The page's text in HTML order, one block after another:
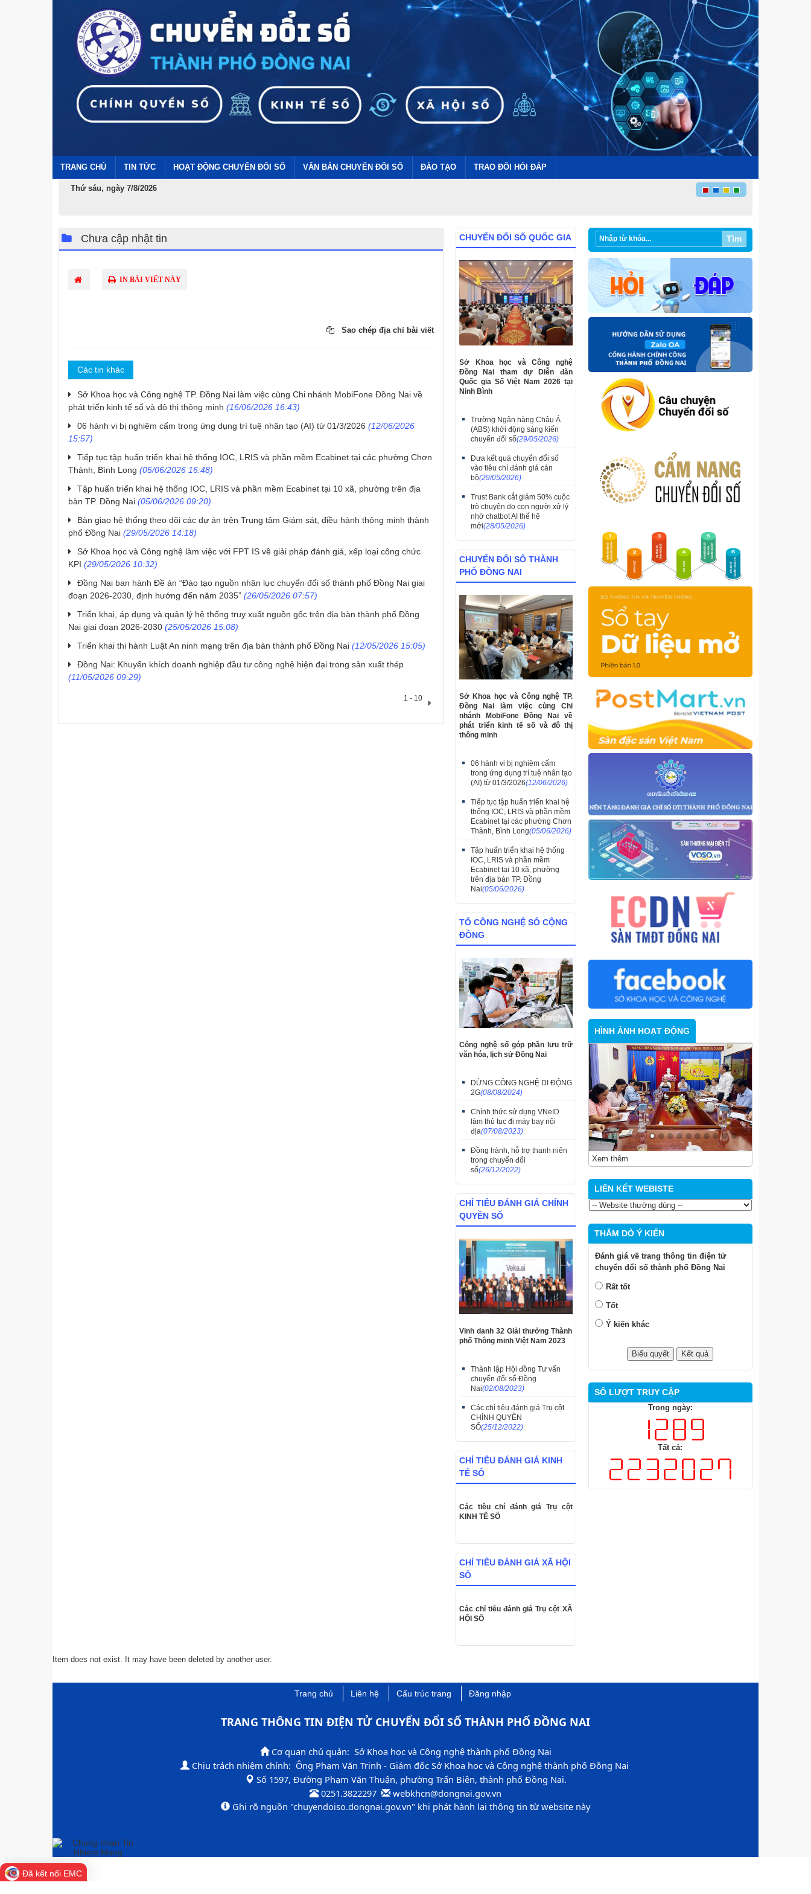
TRANG CHỦ TIN TỨC HOẠT ĐỘNG CHUYỂN ĐỔI SỐ VĂN BẢN CHUYỂN ĐỔI SỐ ĐÀO TẠO TRAO ĐỔI HỎI ĐÁP
Thứ sáu, ngày 7/8/2026
Tìm
Chưa cập nhật tin
IN BÀI VIẾT NÀY
Sao chép địa chỉ bài viết
Các tin khác
Sở Khoa học và Công nghệ TP. Đồng Nai làm việc cùng Chi nhánh MobiFone Đồng Nai về
phát triển kinh tế số và đô thị thông minh (16/06/2026 16:43)
06 hành vi bị nghiêm cấm trong ứng dụng trí tuệ nhân tạo (AI) từ 01/3/2026 (12/06/2026
15:57)
Tiếp tục tập huấn triển khai hệ thống IOC, LRIS và phần mềm Ecabinet tại các phường Chơn
Thành, Bình Long (05/06/2026 16:48)
Tập huấn triển khai hệ thống IOC, LRIS và phần mềm Ecabinet tại 10 xã, phường trên địa
bàn TP. Đồng Nai (05/06/2026 09:20)
Bàn giao hệ thống theo dõi các dự án trên Trung tâm Giám sát, điều hành thông minh thành
phố Đồng Nai (29/05/2026 14:18)
Sở Khoa học và Công nghệ làm việc với FPT IS về giải pháp đánh giá, xếp loại công chức
KPI (29/05/2026 10:32)
Đồng Nai ban hành Đề án “Đào tạo nguồn nhân lực chuyển đổi số thành phố Đồng Nai giai
đoạn 2026-2030, định hướng đến năm 2035” (26/05/2026 07:57)
Triển khai, áp dụng và quản lý hệ thống truy xuất nguồn gốc trên địa bàn thành phố Đồng
Nai giai đoạn 2026-2030 (25/05/2026 15:08)
Triển khai thi hành Luật An ninh mạng trên địa bàn thành phố Đồng Nai (12/05/2026 15:05)
Đồng Nai: Khuyến khích doanh nghiệp đầu tư công nghệ hiện đại trong sản xuất thép
(11/05/2026 09:29)
1 - 10
CHUYỂN ĐỔI SỐ QUỐC GIA
Sở Khoa học và Công nghệ
Đồng Nai tham dự Diễn đàn
Quốc gia Số Việt Nam 2026 tại
Ninh Bình
Trường Ngân hàng Châu Á
(ABS) khởi động sáng kiến
chuyển đổi số(29/05/2026)
​Đưa kết quả chuyển đổi số
vào tiêu chí đánh giá cán
bộ(29/05/2026)
Trust Bank cắt giảm 50% cuộc
trò chuyện do con người xử lý
nhờ chatbot AI thế hệ
mới(28/05/2026)
CHUYỂN ĐỔI SỐ THÀNH
PHỐ ĐỒNG NAI
Sở Khoa học và Công nghệ TP.
Đồng Nai làm việc cùng Chi
nhánh MobiFone Đồng Nai về
phát triển kinh tế số và đô thị
thông minh
06 hành vi bị nghiêm cấm
trong ứng dụng trí tuệ nhân tạo
(AI) từ 01/3/2026(12/06/2026)
Tiếp tục tập huấn triển khai hệ
thống IOC, LRIS và phần mềm
Ecabinet tại các phường Chơn
Thành, Bình Long(05/06/2026)
Tập huấn triển khai hệ thống
IOC, LRIS và phần mềm
Ecabinet tại 10 xã, phường
trên địa bàn TP. Đồng
Nai(05/06/2026)
TỔ CÔNG NGHỆ SỐ CỘNG
ĐỒNG
Công nghệ số góp phần lưu trữ
văn hóa, lịch sử Đồng Nai
DỪNG CÔNG NGHỆ DI ĐỘNG
2G(08/08/2024)
Chính thức sử dụng VNeID
làm thủ tục đi máy bay nội
địa(07/08/2023)
Đồng hành, hỗ trợ thanh niên
trong chuyển đổi
số(26/12/2022)
CHỈ TIÊU ĐÁNH GIÁ CHÍNH
QUYỀN SỐ
Vinh danh 32 Giải thưởng Thành
phố Thông minh Việt Nam 2023
Thành lập Hội đồng Tư vấn
chuyển đổi số Đồng
Nai(02/08/2023)
Các chỉ tiêu đánh giá Trụ cột
CHÍNH QUYỀN
SỐ(25/12/2022)
CHỈ TIÊU ĐÁNH GIÁ KINH
TẾ SỐ
Các tiêu chí đánh giá Trụ cột
KINH TẾ SỐ
CHỈ TIÊU ĐÁNH GIÁ XÃ HỘI
SỐ
Các chỉ tiêu đánh giá Trụ cột XÃ
HỘI SỐ
Item does not exist. It may have been deleted by another user.
HÌNH ẢNH HOẠT ĐỘNG
Xem thêm
LIÊN KẾT WEBISTE
THĂM DÒ Ý KIẾN
Đánh giá về trang thông tin điện tử
chuyển đổi số thành phố Đồng Nai
Rất tốt
Tốt
Ý kiến khác
SỐ LƯỢT TRUY CẬP
Trong ngày:
Tất cả:
Trang chủ Liên hệ Cấu trúc trang Đăng nhập
TRANG THÔNG TIN ĐIỆN TỬ CHUYỂN ĐỔI SỐ THÀNH PHỐ ĐỒNG NAI​
Cơ quan chủ quản: Sở Khoa học và Công nghệ thành phố Đồng Nai
Chịu trách nhiệm chính: Ông Phạm Văn Trinh - Giám đốc Sở Khoa học và Công nghệ thành phố Đồng Nai
​Số 1597, Đường Phạm Văn Thuận, phường Trấn Biên, thành phố Đồng Nai.​
0251.3822297 ​
​ webkhcn​​@dongnai.gov.vn​
​Ghi rõ nguồn "chuyendoiso​.dongnai.gov.vn" khi phát hành lại thông tin từ website này​
Đã kết nối EMC